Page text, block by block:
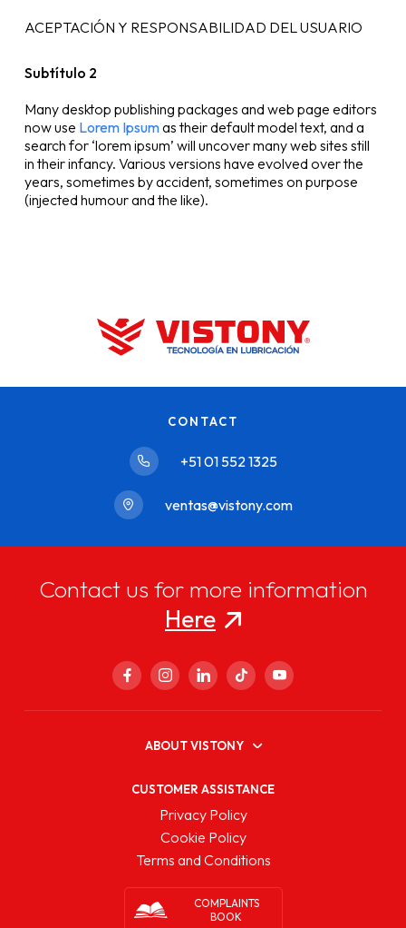
ACEPTACIÓN Y RESPONSABILIDAD DEL USUARIO
Subtítulo 2
Many desktop publishing packages and web page editors
now use Lorem Ipsumas their default model text, and a
search for ‘lorem ipsum’ will uncover many web sites still
in their infancy. Various versions have evolved over the
years, sometimes by accident, sometimes on purpose
(injected humour and the like).
CONTACT
+51 01 552 1325
ventas@vistony.com
Contact us for more information
Here
ABOUT VISTONY
CUSTOMER ASSISTANCE
Privacy Policy
Cookie Policy
Terms and Conditions
COMPLAINTS
BOOK